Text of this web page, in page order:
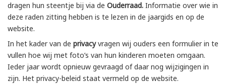
dragen hun steentje bij via de Ouderraad. Informatie over wie in
deze raden zitting hebben is te lezen in de jaargids en op de
website.
In het kader van de privacyvragen wij ouders een formulier in te
vullen hoe wij met foto’s van hun kinderen moeten omgaan.
Ieder jaar wordt opnieuw gevraagd of daar nog wijzigingen in
zijn. Het privacy-beleid staat vermeld op de website.